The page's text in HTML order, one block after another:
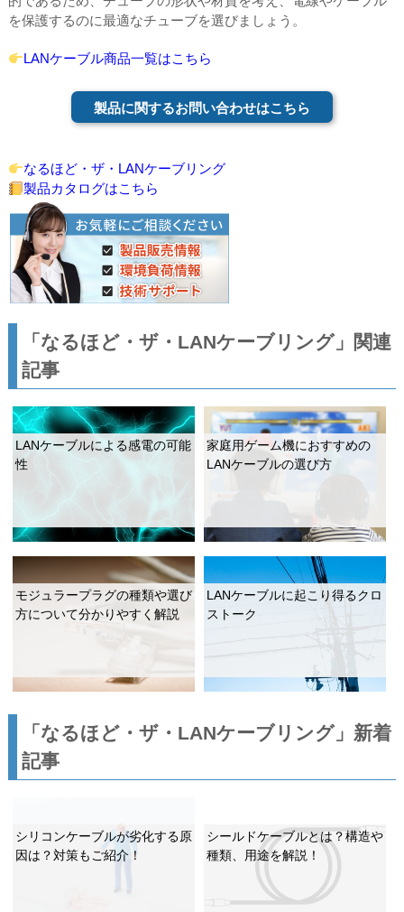
を保護するのに最適なチューブを選びましょう。
LANケーブル商品一覧はこちら
製品に関するお問い合わせはこちら
なるほど・ザ・LANケーブリング
製品カタログはこちら
「なるほど・ザ・LANケーブリング」関連
記事
LANケーブルによる感電の可能
性
家庭用ゲーム機におすすめの
LANケーブルの選び方
モジュラープラグの種類や選び
方について分かりやすく解説
LANケーブルに起こり得るクロ
ストーク
「なるほど・ザ・LANケーブリング」新着
記事
シリコンケーブルが劣化する原
因は？対策もご紹介！
シールドケーブルとは？構造や
種類、用途を解説！